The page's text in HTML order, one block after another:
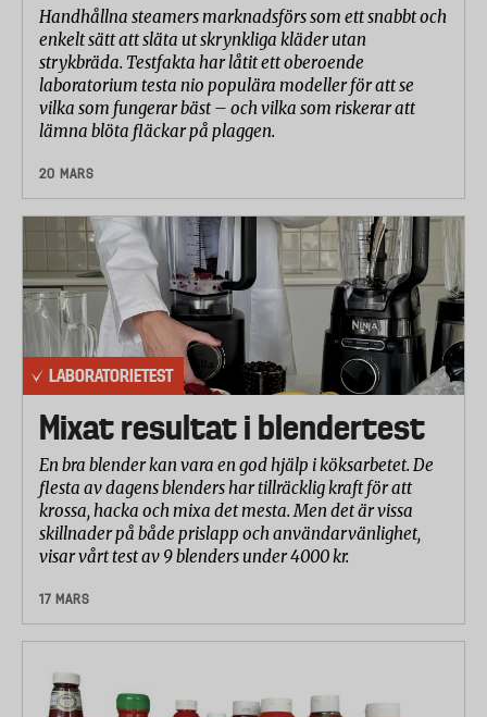
Handhållna steamers marknadsförs som ett snabbt och
enkelt sätt att släta ut skrynkliga kläder utan
strykbräda. Testfakta har låtit ett oberoende
laboratorium testa nio populära modeller för att se
vilka som fungerar bäst – och vilka som riskerar att
lämna blöta fläckar på plaggen.
20 MARS
LABORATORIETEST
Mixat resultat i blendertest
En bra blender kan vara en god hjälp i köksarbetet. De
flesta av dagens blenders har tillräcklig kraft för att
krossa, hacka och mixa det mesta. Men det är vissa
skillnader på både prislapp och användarvänlighet,
visar vårt test av 9 blenders under 4000 kr.
17 MARS